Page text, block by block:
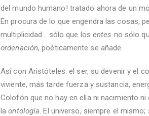
del mundo humano! tratado ahora de un
En procura de lo que engendra las cosas,
multiplicidad... sólo que losentes no sólo
ordenación, poéticamente se añade.
Así con Aristóteles: el ser, su devenir y el
viviente, más tarde fuerza y sustancia,
Colofón que no hay en ella ni nacimiento
laontología. El universo, siempre el